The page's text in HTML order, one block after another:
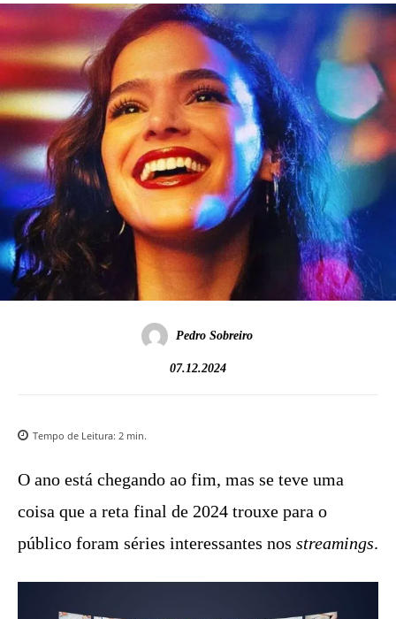
Pedro Sobreiro
07.12.2024
Tempo de Leitura: 2 min.
O ano está chegando ao fim, mas se teve uma
coisa que a reta final de 2024 trouxe para o
público foram séries interessantes nos streamings.